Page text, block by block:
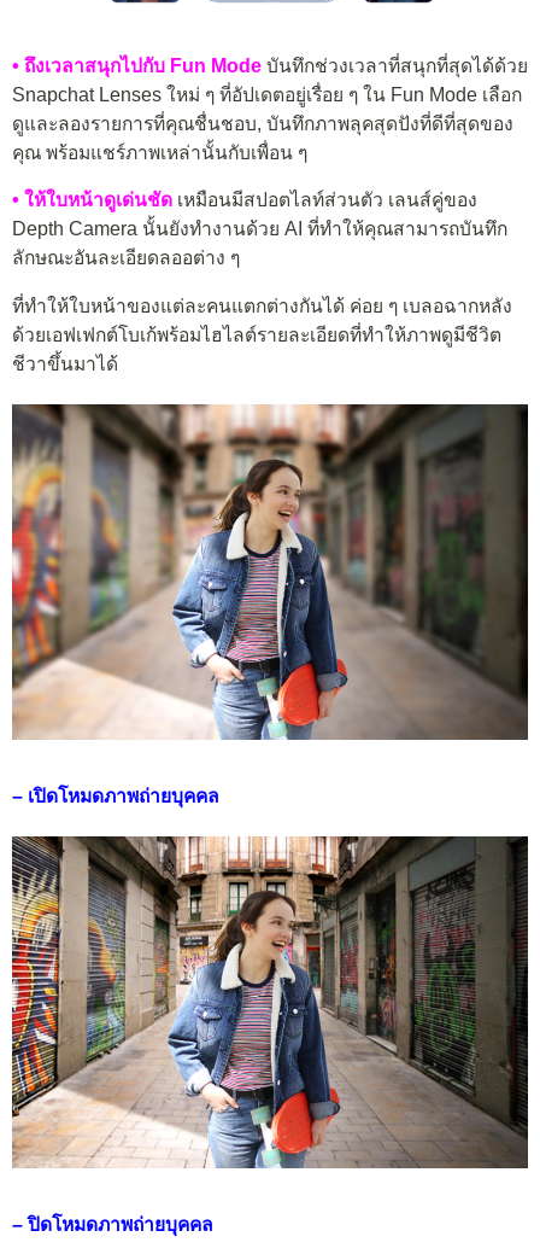
• ถึงเวลาสนุกไปกับ Fun Mode บันทึกช่วงเวลาที่สนุกที่สุดได้ด้วย
Snapchat Lenses ใหม่ ๆ ที่อัปเดตอยู่เรื่อย ๆ ใน Fun Mode เลือก
ดูและลองรายการที่คุณชื่นชอบ, บันทึกภาพลุคสุดปังที่ดีที่สุดของ
คุณ พร้อมแชร์ภาพเหล่านั้นกับเพื่อน ๆ
• ให้ใบหน้าดูเด่นชัด เหมือนมีสปอตไลท์ส่วนตัว เลนส์คู่ของ
Depth Camera นั้นยังทำงานด้วย AI ที่ทำให้คุณสามารถบันทึก
ลักษณะอันละเอียดลออต่าง ๆ
ที่ทำให้ใบหน้าของแต่ละคนแตกต่างกันได้ ค่อย ๆ เบลอฉากหลัง
ด้วยเอฟเฟกต์โบเก้พร้อมไฮไลต์รายละเอียดที่ทำให้ภาพดูมีชีวิต
ชีวาขึ้นมาได้
– เปิดโหมดภาพถ่ายบุคคล
– ปิดโหมดภาพถ่ายบุคคล